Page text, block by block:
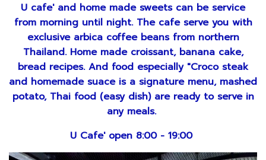
U cafe' and home made sweets can be service
from morning until night. The cafe serve you with
exclusive arbica coffee beans from northern
Thailand. Home made croissant, banana cake,
bread recipes. And food especially "Croco steak
and homemade suace is a signature menu, mashed
potato, Thai food (easy dish) are ready to serve in
any meals.
U Cafe' open 8:00 - 19:00